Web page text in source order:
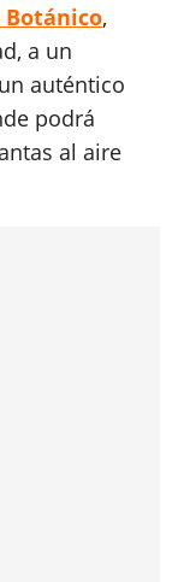
Botánico,
a un
auténtico
podrá
al aire